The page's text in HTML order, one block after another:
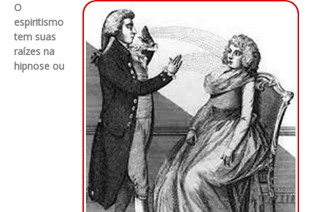
O
espiritismo
tem suas
raízes na
hipnose ou